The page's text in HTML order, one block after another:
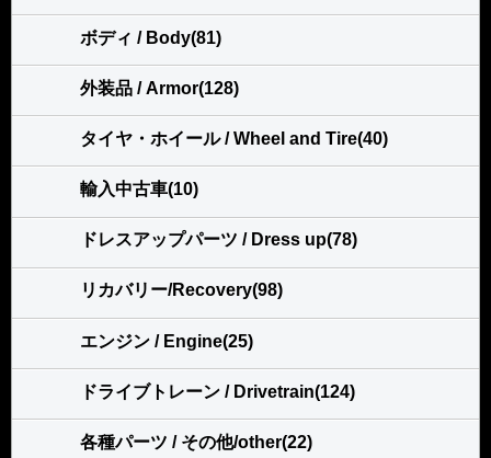
ボディ / Body(81)
外装品 / Armor(128)
タイヤ・ホイール / Wheel and Tire(40)
輸入中古車(10)
ドレスアップパーツ / Dress up(78)
リカバリー/Recovery(98)
エンジン / Engine(25)
ドライブトレーン / Drivetrain(124)
各種パーツ / その他/other(22)